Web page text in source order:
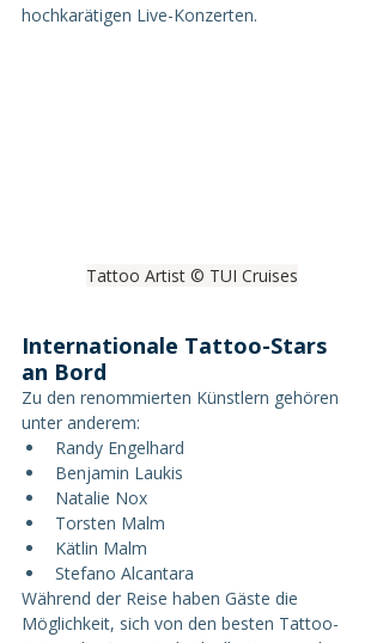
hochkarätigen Live-Konzerten.
Tattoo Artist © TUI Cruises
Internationale Tattoo-Stars
an Bord
Zu den renommierten Künstlern gehören
unter anderem:
Randy Engelhard
Benjamin Laukis
Natalie Nox
Torsten Malm
Kätlin Malm
Stefano Alcantara
Während der Reise haben Gäste die
Möglichkeit, sich von den besten Tattoo-